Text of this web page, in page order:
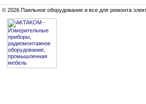
© 2026 Паяльное оборудование и все для ремонта